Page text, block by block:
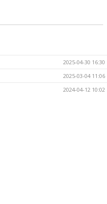
2025-04-30 16:30
2025-03-04 11:06
2024-04-12 10:02